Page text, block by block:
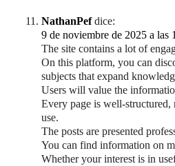
NathanPef dice:
9 de noviembre de 2025 a las
The site contains a lot of
On this platform, you can
subjects that expand
Users will value the
Every page is well-
use.
The posts are presented
You can find information on
Whether your interest is in